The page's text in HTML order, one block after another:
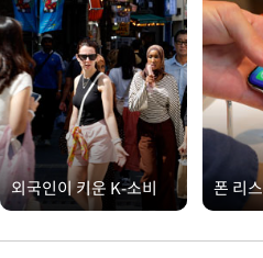
외국인이 키운 K-소비 폰 리